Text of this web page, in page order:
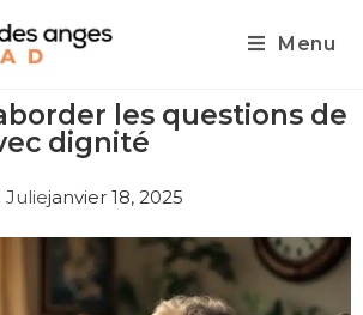
Menu
les questions de
dignité
Juliejanvier 18, 2025